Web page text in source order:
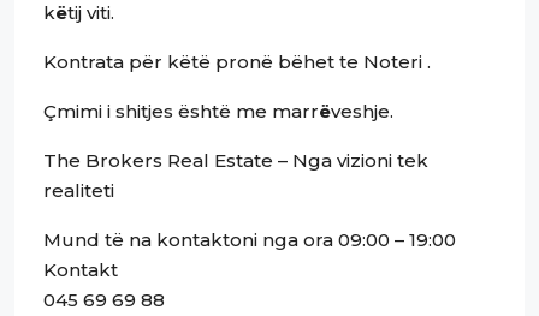
këtij viti.
Kontrata për këtë pronë bëhet te Noteri .
Çmimi i shitjes është me marrëveshje.
The Brokers Real Estate – Nga vizioni tek
realiteti
Mund të na kontaktoni nga ora 09:00 – 19:00
Kontakt
045 69 69 88